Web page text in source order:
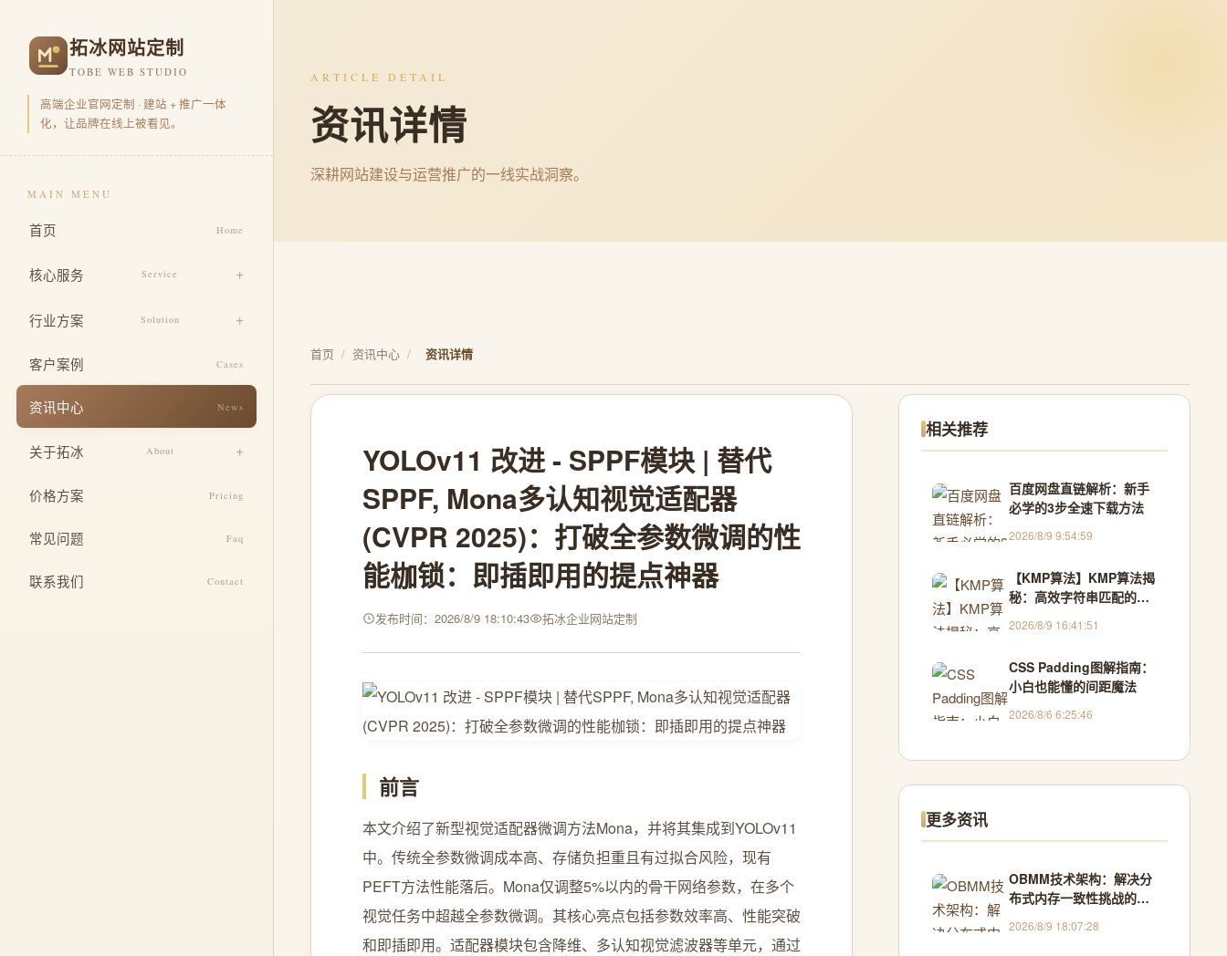
拓冰网站定制
TOBE WEB STUDIO
高端企业官网定制 · 建站 + 推广一体
化，让品牌在线上被看见。
MAIN MENU
首页 Home
核心服务 Service
品牌官网定制
品牌视觉包装
安全与运维
SEO 基础优化
行业方案 Solution
电商零售
餐饮美食
医疗健康
酒店住宿
客户案例 Cases
资讯中心 News
关于拓冰 About
设计团队
价格方案 Pricing
常见问题 Faq
联系我们 Contact
ARTICLE DETAIL
资讯详情
深耕网站建设与运营推广的一线实战洞察。
首页 / 资讯中心 / 资讯详情
YOLOv11 改进 - SPPF模块 | 替代
SPPF, Mona多认知视觉适配器
(CVPR 2025)：打破全参数微调的性
能枷锁：即插即用的提点神器
发布时间：2026/8/9 18:10:43 拓冰企业网站定制
前言
本文介绍了新型视觉适配器微调方法Mona，并将其集成到YOLOv11
中。传统全参数微调成本高、存储负担重且有过拟合风险，现有
PEFT方法性能落后。Mona仅调整5%以内的骨干网络参数，在多个
视觉任务中超越全参数微调。其核心亮点包括参数效率高、性能突破
和即插即用。适配器模块包含降维、多认知视觉滤波器等单元，通过
相关推荐
百度网盘直链解析：新手
必学的3步全速下载方法
2026/8/9 9:54:59
【KMP算法】KMP算法揭
秘：高效字符串匹配的艺
2026/8/9 16:41:51
CSS Padding图解指南：
小白也能懂的间距魔法
2026/8/6 6:25:46
更多资讯
OBMM技术架构：解决分
布式内存一致性挑战的基
2026/8/9 18:07:28